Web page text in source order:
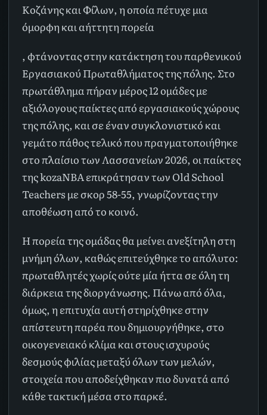
Κοζάνης και Φίλων, η οποία πέτυχε μια
όμορφη και αήττητη πορεία
, φτάνοντας στην κατάκτηση του παρθενικού
Εργασιακού Πρωταθλήματος της πόλης. Στο
πρωτάθλημα πήραν μέρος 12 ομάδες με
αξιόλογους παίκτες από εργασιακούς χώρους
της πόλης, και σε έναν συγκλονιστικό και
γεμάτο πάθος τελικό που πραγματοποιήθηκε
στο πλαίσιο των Λασσανείων 2026, οι παίκτες
της kozaNBA επικράτησαν των Old School
Teachers με σκορ 58-55, γνωρίζοντας την
αποθέωση από το κοινό.
Η πορεία της ομάδας θα μείνει ανεξίτηλη στη
μνήμη όλων, καθώς επιτεύχθηκε το απόλυτο:
πρωταθλητές χωρίς ούτε μία ήττα σε όλη τη
διάρκεια της διοργάνωσης. Πάνω από όλα,
όμως, η επιτυχία αυτή στηρίχθηκε στην
απίστευτη παρέα που δημιουργήθηκε, στο
οικογενειακό κλίμα και στους ισχυρούς
δεσμούς φιλίας μεταξύ όλων των μελών,
στοιχεία που αποδείχθηκαν πιο δυνατά από
κάθε τακτική μέσα στο παρκέ.